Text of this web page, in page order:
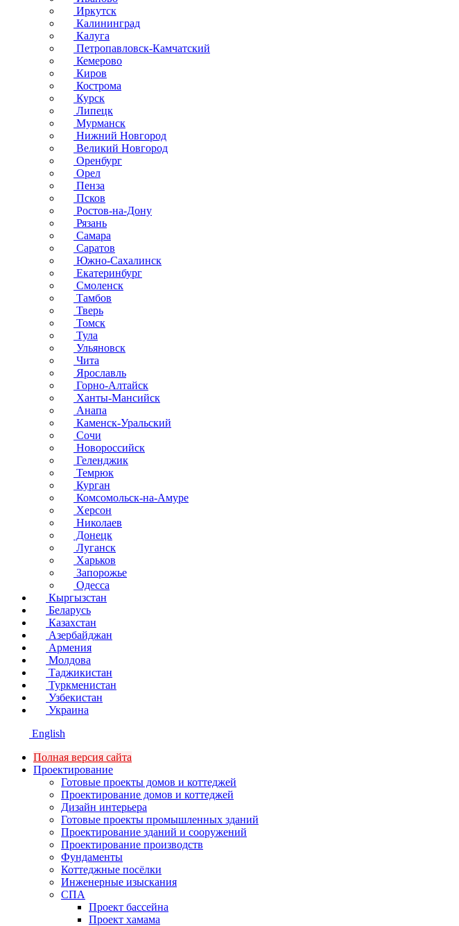
Иркутск
Калининград
Калуга
Петропавловск-Камчатский
Кемерово
Киров
Кострома
Курск
Липецк
Мурманск
Нижний Новгород
Великий Новгород
Оренбург
Орел
Пенза
Псков
Ростов-на-Дону
Рязань
Самара
Саратов
Южно-Сахалинск
Екатеринбург
Смоленск
Тамбов
Тверь
Томск
Тула
Ульяновск
Чита
Ярославль
Горно-Алтайск
Ханты-Мансийск
Анапа
Каменск-Уральский
Сочи
Новороссийск
Геленджик
Темрюк
Курган
Комсомольск-на-Амуре
Херсон
Николаев
Донецк
Луганск
Харьков
Запорожье
Одесса
Кыргызстан
Беларусь
Казахстан
Азербайджан
Армения
Молдова
Таджикистан
Туркменистан
Узбекистан
Украина
English
Полная версия сайта
Проектирование
Готовые проекты домов и коттеджей
Проектирование домов и коттеджей
Дизайн интерьера
Готовые проекты промышленных зданий
Проектирование зданий и сооружений
Проектирование производств
Фундаменты
Коттеджные посёлки
Инженерные изыскания
СПА
Проект бассейна
Проект хамама